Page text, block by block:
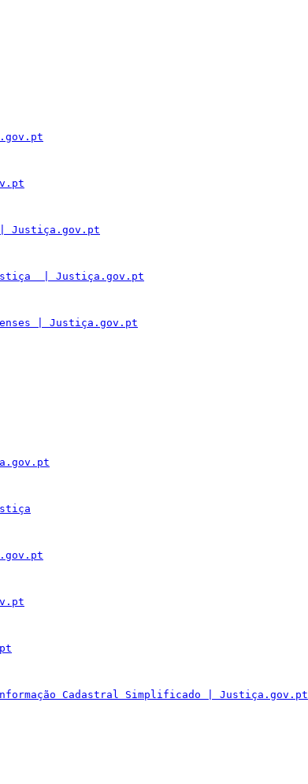
| Justiça.gov.pt
| Justiça.gov.pt
| Justiça.gov.pt
Cadastral Simplificado | Justiça.gov.pt